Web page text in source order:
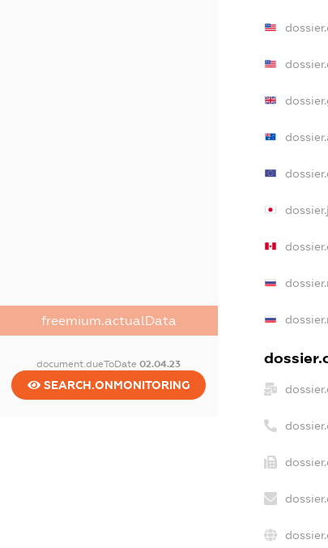
freemium.actualData
document.dueToDate02.04.23
SEARCH.ONMONITORING